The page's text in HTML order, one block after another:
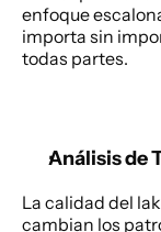
enfoque
importa sin
todas partes.
Análisis de
La calidad del
cambian los